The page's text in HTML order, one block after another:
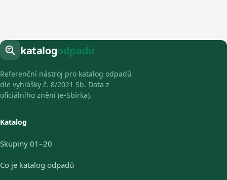
katalogodpadů
Referenční nástroj pro katalog odpadů
dle vyhlášky č. 8/2021 Sb. Data z
oficiálního znění (e-Sbírka).
Katalog
Skupiny 01–20
Co je katalog odpadů